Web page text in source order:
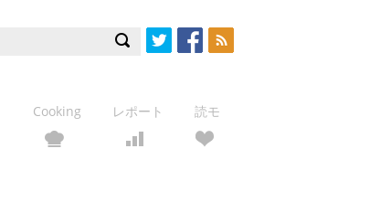
Cooking レポート 読モ